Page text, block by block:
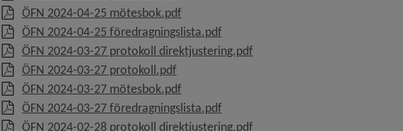
ÖFN 2024-04-25 mötesbok.pdf, 110.3 kB, öppnas i nytt fönster.
ÖFN 2024-04-25 föredragningslista.pdf, 93.7 kB, öppnas i nytt fönster.
ÖFN 2024-03-27 protokoll direktjustering.pdf, 37.4 kB, öppnas i nytt fönster.
ÖFN 2024-03-27 protokoll.pdf, 53.7 kB, öppnas i nytt fönster.
ÖFN 2024-03-27 mötesbok.pdf, 3 MB, öppnas i nytt fönster.
ÖFN 2024-03-27 föredragningslista.pdf, 80.1 kB, öppnas i nytt fönster.
ÖFN 2024-02-28 protokoll direktjustering.pdf, 37.6 kB, öppnas i nytt fönster.